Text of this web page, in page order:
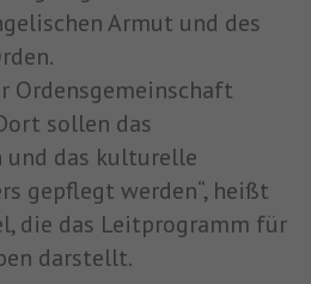
Armut und des
Ordensgemeinschaft
sollen das
und das kulturelle
gepflegt werden“, heißt
die das Leitprogramm für
darstellt.